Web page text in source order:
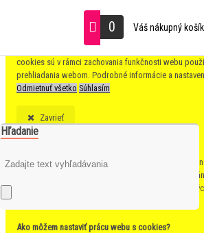
S cieľom uľahčiť používateľom používať naše webové
cookies. Kliknutím na tlačidlo "Súhlasím" súhlasíte s
cookies sú v rámci zachovania funkčnosti webu
prehliadania webom. Podrobné informácie a
Odmietnuť všetko Súhlasím
Zavrieť
Cookies sú krátke textové informácie, ktoré sú
Tieto informácie bežne používajú všetky webové
dochádza k ukladaniu cookies. Pomocou
Ako môžem nastaviť prácu webu s cookies?
Hľadanie
0 Váš nákupný košík